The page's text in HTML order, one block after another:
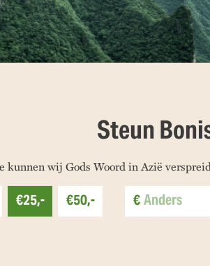
Steun
kunnen wij Gods Woord in Azië
€25,- €50,- €